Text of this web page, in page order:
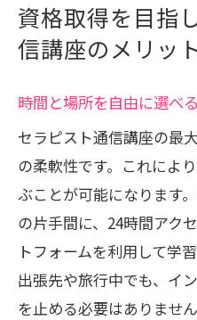
仕事と勉強の両
通信講座でリン
オンライン学習
テキストと動画
資格取得後のキ
学習を続けるた
法
セルフケアとプロ資
講座の活用法
資格取得を目指
信講座のメリッ
時間と場所を自由に選べ
セラピスト通信講座の最
の柔軟性です。これによ
ぶことが可能になります
の片手間に、24時間アク
トフォームを利用して学
出張先や旅行中でも、イ
を止める必要はありませ